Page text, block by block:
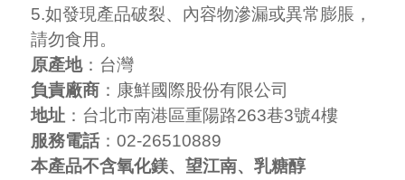
5.如發現產品破裂、內容物滲漏或異常膨脹，
請勿食用。
原產地：台灣
負責廠商 ：康鮮國際股份有限公司
地址 ：台北市南港區重陽路263巷3號4樓
服務電話：02-26510889
本產品不含氧化鎂、望江南、乳糖醇